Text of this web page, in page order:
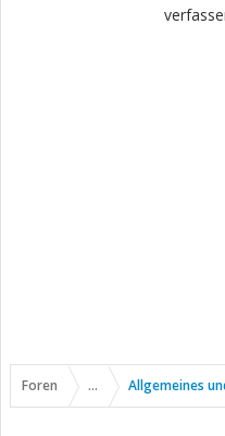
Foren ... Allgemeines